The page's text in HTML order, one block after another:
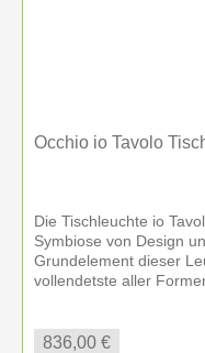
Occhio io Tavolo
Die Tischleuchte io
Symbiose von Design
Grundelement dieser
vollendetste aller
836,00 €